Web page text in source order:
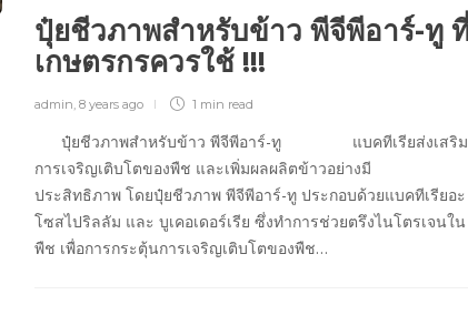
ปุ๋ยชีวภาพสำหรับข้าว พีจีพีอาร์-ทู
เกษตรกรควรใช้ !!!
admin, 8 years ago 1 min read
ปุ๋ยชีวภาพสำหรับข้าว พีจีพีอาร์-ทู แบคทีเรียส่งเสริม
การเจริญเติบโตของพืช และเพิ่มผลผลิตข้าวอย่างมี
ประสิทธิภาพ โดยปุ๋ยชีวภาพ พีจีพีอาร์-ทู ประกอบด้วยแบคทีเรียอะ
โซสไปริลลัม และ บูเคอเดอร์เรีย ซึ่งทำการช่วยตรึงไนโตรเจนใน
พืช เพื่อการกระตุ้นการเจริญเติบโตของพืช…